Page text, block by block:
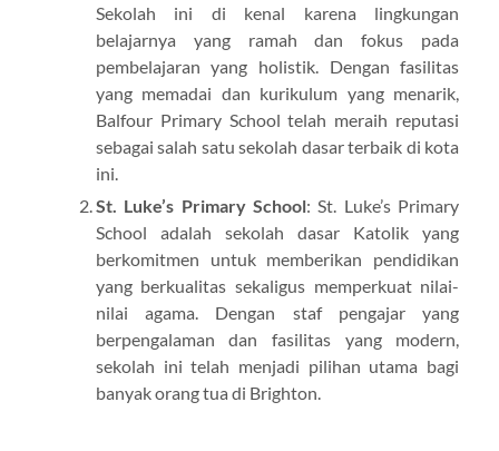
Sekolah ini di kenal karena lingkungan
belajarnya yang ramah dan fokus pada
pembelajaran yang holistik. Dengan fasilitas
yang memadai dan kurikulum yang menarik,
Balfour Primary School telah meraih reputasi
sebagai salah satu sekolah dasar terbaik di kota
ini.
St. Luke’s Primary School: St. Luke’s Primary
School adalah sekolah dasar Katolik yang
berkomitmen untuk memberikan pendidikan
yang berkualitas sekaligus memperkuat nilai-
nilai agama. Dengan staf pengajar yang
berpengalaman dan fasilitas yang modern,
sekolah ini telah menjadi pilihan utama bagi
banyak orang tua di Brighton.